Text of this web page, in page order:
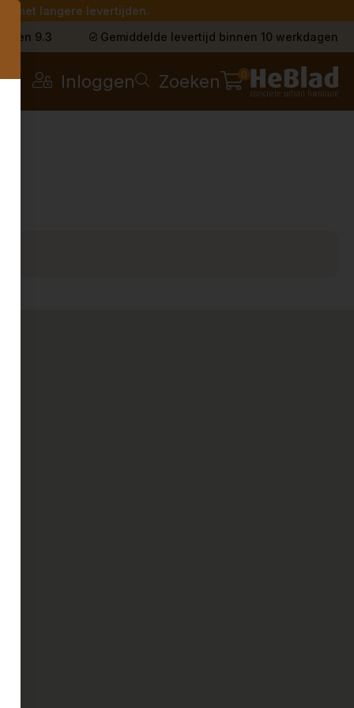
met langere levertijden.
een 9.3 Gemiddelde levertijd binnen 10 werkdagen
Inloggen Zoeken 0